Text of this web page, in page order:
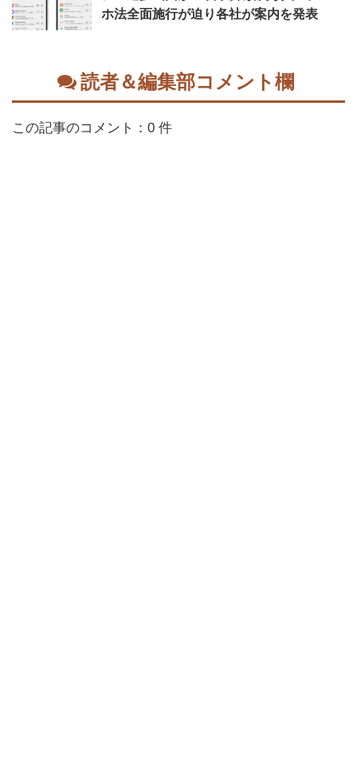
ホ法全面施行が迫り各社が案内を発表
読者＆編集部コメント欄
この記事のコメント：0 件